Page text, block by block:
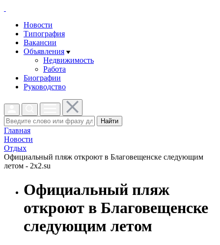
Новости
Типография
Вакансии
Объявления
Недвижимость
Работа
Биографии
Руководство
Найти
Главная
Новости
Отдых
Официальный пляж откроют в Благовещенске следующим
летом - 2x2.su
Официальный пляж
откроют в Благовещенске
следующим летом